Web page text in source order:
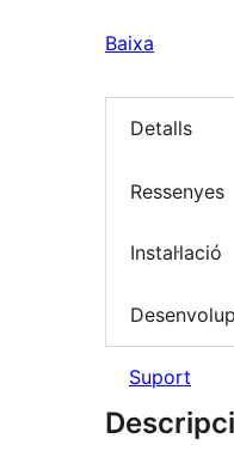
Baixa
Detalls
Ressenyes
Instal·lació
Suport